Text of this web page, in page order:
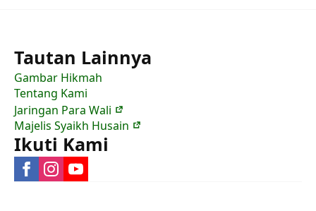
Tautan Lainnya
Gambar Hikmah
Tentang Kami
Jaringan Para Wali
Majelis Syaikh Husain
Ikuti Kami